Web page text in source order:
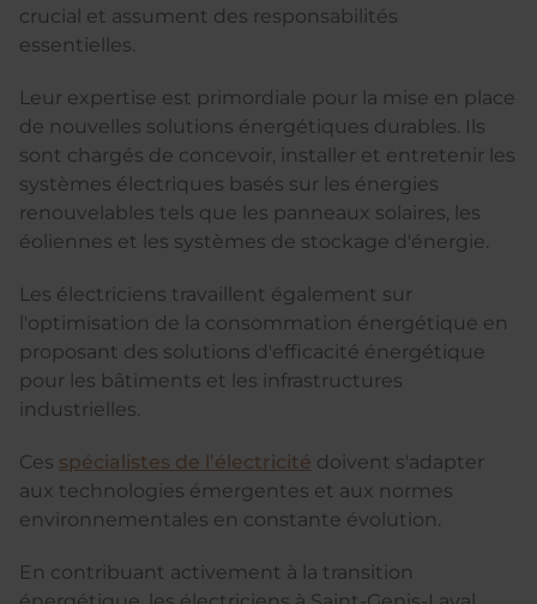
crucial et assument des responsabilités
essentielles.
Leur expertise est primordiale pour la mise en place
de nouvelles solutions énergétiques durables. Ils
sont chargés de concevoir, installer et entretenir les
systèmes électriques basés sur les énergies
renouvelables tels que les panneaux solaires, les
éoliennes et les systèmes de stockage d'énergie.
Les électriciens travaillent également sur
l'optimisation de la consommation énergétique en
proposant des solutions d'efficacité énergétique
pour les bâtiments et les infrastructures
industrielles.
Ces spécialistes de l’électricité doivent s'adapter
aux technologies émergentes et aux normes
environnementales en constante évolution.
En contribuant activement à la transition